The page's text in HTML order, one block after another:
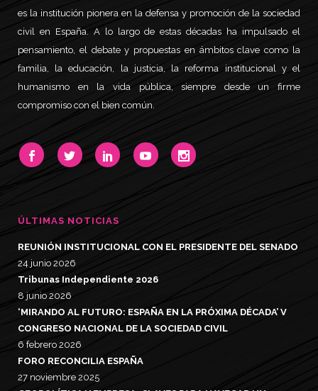
es la institución pionera en la defensa y promoción de la sociedad
civil en España. A lo largo de estas décadas ha impulsado el
pensamiento, el debate y propuestas en ámbitos clave como la
familia, la educación, la justicia, la reforma institucional y el
humanismo en la vida pública, siempre desde un firme
compromiso con el bien común.
ÚLTIMAS NOTICIAS
REUNIÓN INSTITUCIONAL CON EL PRESIDENTE DEL SENADO
24 junio 2026
Tribunas Independiente 2026
8 junio 2026
‘MIRANDO AL FUTURO: ESPAÑA EN LA PRÓXIMA DÉCADA’ V
CONGRESO NACIONAL DE LA SOCIEDAD CIVIL
6 febrero 2026
FORO RECONCILIA ESPAÑA
27 noviembre 2025